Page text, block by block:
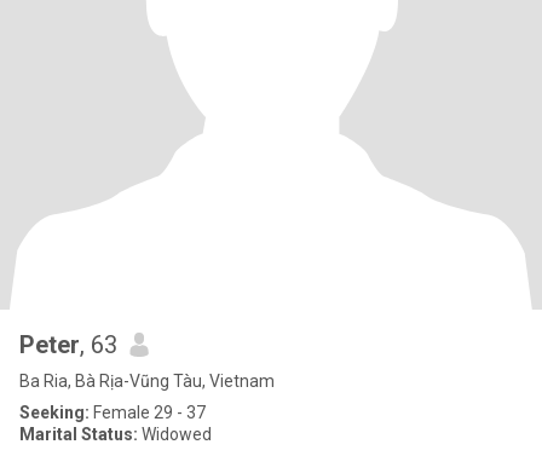
Peter, 63
Ba Ria, Bà Rịa-Vũng Tàu, Vietnam
Seeking: Female 29 - 37
Marital Status: Widowed